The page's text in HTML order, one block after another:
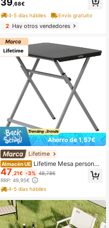
39 ,68€
4-5 días hábiles
Envío gratuito
2Hay otros vendedores
Ahorro de 1,57€
Lifetime
Almacén UE Lifetime Mesa personal
plegable rectangular 75x50,5x66 c
m ✅ Entrega 24/48h a España (pení
nsula)
47 ,21€ -3% 48,78€
RRP: 49,95€
4-5 días hábiles